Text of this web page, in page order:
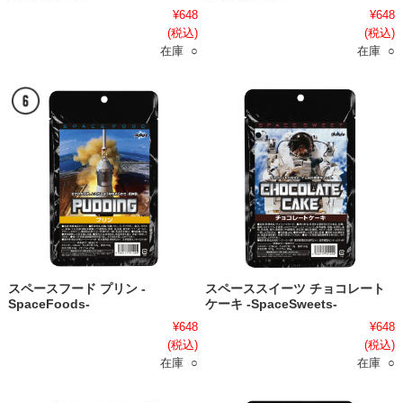
¥648
(税込)
在庫 ○
¥648
(税込)
在庫 ○
スペースフード プリン -
SpaceFoods-
¥648
(税込)
在庫 ○
スペーススイーツ チョコレート
ケーキ -SpaceSweets-
¥648
(税込)
在庫 ○